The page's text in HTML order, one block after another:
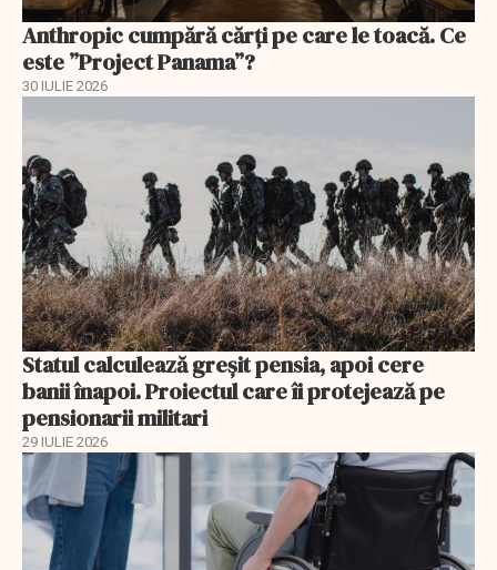
Anthropic cumpără cărți pe care le toacă. Ce
este ”Project Panama”?
30 IULIE 2026
Statul calculează greșit pensia, apoi cere
banii înapoi. Proiectul care îi protejează pe
pensionarii militari
29 IULIE 2026